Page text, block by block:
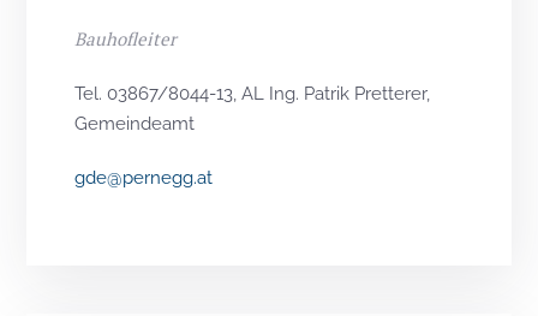
Bauhofleiter
Tel. 03867/8044-13, AL Ing. Patrik Pretterer,
Gemeindeamt
gde@pernegg.at